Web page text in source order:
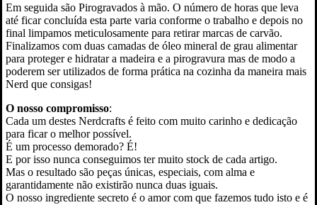
Em seguida são Pirogravados à mão. O número de horas que leva
até ficar concluída esta parte varia conforme o trabalho e depois no
final limpamos meticulosamente para retirar marcas de carvão.
Finalizamos com duas camadas de óleo mineral de grau alimentar
para proteger e hidratar a madeira e a pirogravura mas de modo a
poderem ser utilizados de forma prática na cozinha da maneira mais
Nerd que consigas!
O nosso compromisso:
Cada um destes Nerdcrafts é feito com muito carinho e dedicação
para ficar o melhor possível.
É um processo demorado? É!
E por isso nunca conseguimos ter muito stock de cada artigo.
Mas o resultado são peças únicas, especiais, com alma e
garantidamente não existirão nunca duas iguais.
O nosso ingrediente secreto é o amor com que fazemos tudo isto e é